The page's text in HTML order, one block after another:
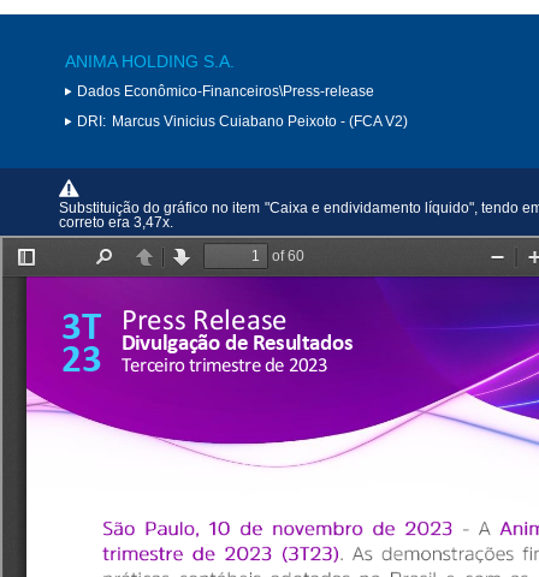
ANIMA HOLDING S.A.
Dados Econômico-Financeiros\Press-release
DRI: Marcus Vinicius Cuiabano Peixoto - (FCA V2)
Substituição do gráfico no item "Caixa e endividamento líquido", tendo
correto era 3,47x.